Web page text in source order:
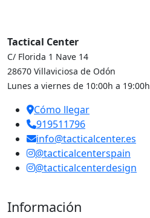
Tactical Center
C/ Florida 1 Nave 14
28670 Villaviciosa de Odón
Lunes a viernes de 10:00h a 19:00h
Cómo llegar
919511796
info@tacticalcenter.es
@tacticalcenterspain
@tacticalcenterdesign
Información